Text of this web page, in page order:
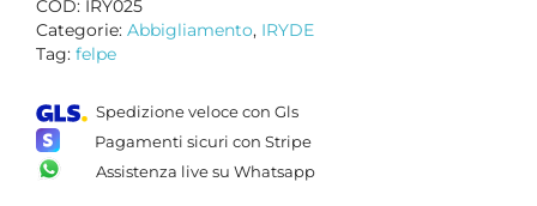
COD: IRY025
Categorie: Abbigliamento, IRYDE
Tag: felpe
Spedizione veloce con Gls
Pagamenti sicuri con Stripe
Assistenza live su Whatsapp